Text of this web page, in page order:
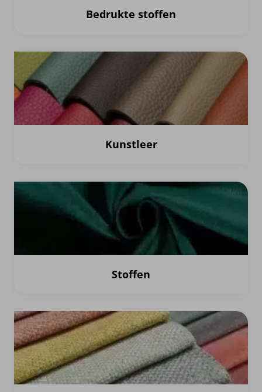
Bedrukte stoffen
Kunstleer
Stoffen